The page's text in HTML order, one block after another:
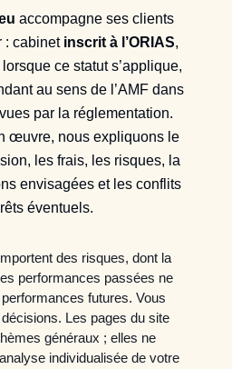
accompagne ses clients
: cabinet inscrit à l’ORIAS,
ce statut s’applique,
au sens de l’AMF dans
par la réglementation.
œuvre, nous expliquons le
les frais, les risques, la
envisagées et les conflits
éventuels.
des risques, dont la
performances passées ne
futures. Vous
Les pages du site
généraux ; elles ne
individualisée de votre